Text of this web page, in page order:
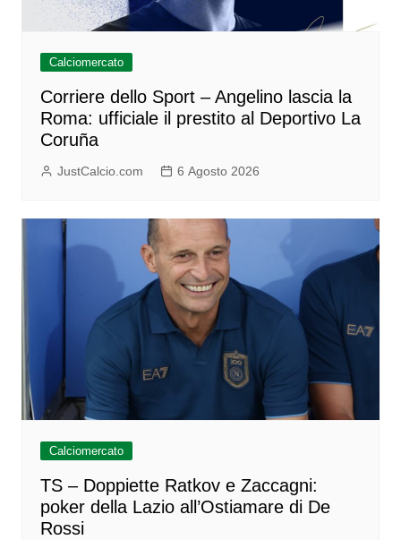
Calciomercato
Corriere dello Sport – Angelino lascia la
Roma: ufficiale il prestito al Deportivo La
Coruña
JustCalcio.com 6 Agosto 2026
Calciomercato
TS – Doppiette Ratkov e Zaccagni:
poker della Lazio all’Ostiamare di De
Rossi